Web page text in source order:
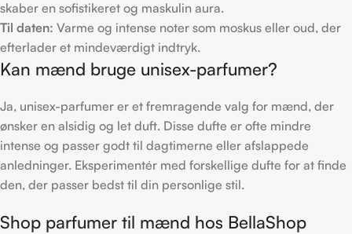
skaber en sofistikeret og maskulin aura.
Til daten: Varme og intense noter som moskus eller oud, der
efterlader et mindeværdigt indtryk.
Kan mænd bruge unisex-parfumer?
Ja, unisex-parfumer er et fremragende valg for mænd, der
ønsker en alsidig og let duft. Disse dufte er ofte mindre
intense og passer godt til dagtimerne eller afslappede
anledninger. Eksperimentér med forskellige dufte for at finde
den, der passer bedst til din personlige stil.
Shop parfumer til mænd hos BellaShop